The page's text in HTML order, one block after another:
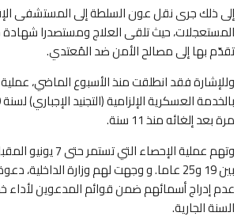
إلى ذلك جرى نقل عون السلطة إلى المستشفى
المستعجلات، حيث تلقى العلاج ومستصدرا شهادة
تقدّم بها إلى مصالح الأمن ضد المُعتدي.
وللإشارة فقد انطلقت منذ الأسبوع الماضي،
مرة بعد إلغائه منذ 11 سنة.
وتهم عملية الإحصاء
بين 19 و25 عاما. و وجهت لهم وزارة الداخلية،
عدم إدراج أسمائهم ضمن قوائم المدعوين لأداء
السنة الجارية.